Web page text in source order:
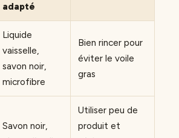
adapté
Liquide
vaisselle,
savon noir,
microfibre
Bien rincer pour
éviter le voile
gras
Savon noir,
Utiliser peu de
produit et